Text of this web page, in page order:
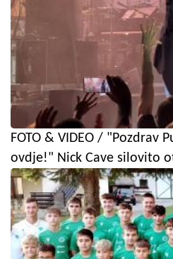
FOTO & VIDEO / "Pozdrav
ovdje!" Nick Cave silovito